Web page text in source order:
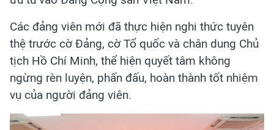
Các đảng viên mới đã thực hiện nghi thức tuyên
thệ trước cờ Đảng, cờ Tổ quốc và chân dung Chủ
tịch Hồ Chí Minh, thể hiện quyết tâm không
ngừng rèn luyện, phấn đấu, hoàn thành tốt nhiệm
vụ của người đảng viên.